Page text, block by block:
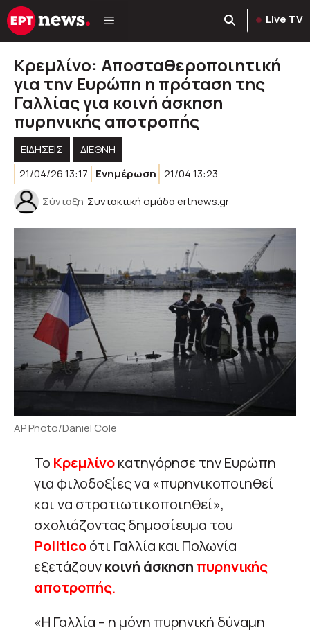
Μετάβαση
σε
Live TV
Κρεμλίνο: Αποσταθεροποιητική
για την Ευρώπη η πρόταση της
Γαλλίας για κοινή άσκηση
πυρηνικής αποτροπής
ΕΙΔΗΣΕΙΣ
ΔΙΕΘΝΗ
21/04/26 13:17
Ενημέρωση 21/04 13:23
Σύνταξη Συντακτική ομάδα ertnews.gr
AP Photo/Daniel Cole
Το Κρεμλίνοκατηγόρησε την Ευρώπη
για φιλοδοξίες να «πυρηνικοποιηθεί
και να στρατιωτικοποιηθεί»,
σχολιάζοντας δημοσίευμα του
Politicoότι Γαλλία και Πολωνία
εξετάζουνκοινή άσκηση πυρηνικής
αποτροπής.
«Η Γαλλία – η μόνη πυρηνική δύναμη